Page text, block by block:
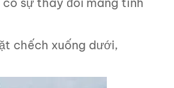
chếch xuống dưới,